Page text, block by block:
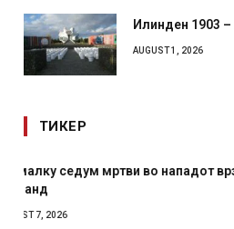
Илинден 1903
AUGUST 1, 2026
ТИКЕР
СОЗИС: Украинците повеќе им
отколку на Зеленски
AUGUST 7, 2026